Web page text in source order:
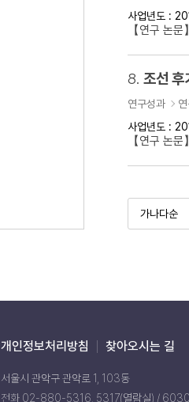
사업년도 :
【연구 논
8. 조선
연구성과
사업년도 :
【연구 논
개인정보처리방침 찾아오시는 길
서울시 관악구 관악로 1, 103동
전화 02-880-5316, 5317(열람실) /